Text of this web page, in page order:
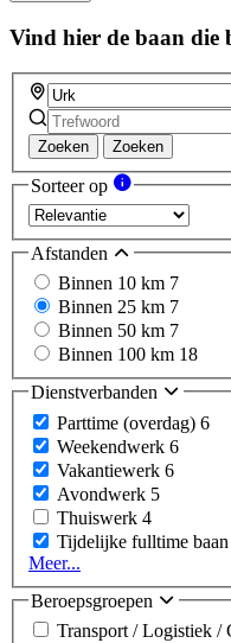
Vind hier de baan die
Zoeken Zoeken
Sorteer op
Afstanden
Binnen 10 km 7
Binnen 25 km 7
Binnen 50 km 7
Binnen 100 km 18
Dienstverbanden
Parttime (overdag) 6
Weekendwerk 6
Vakantiewerk 6
Avondwerk 5
Thuiswerk 4
Tijdelijke fulltime baan
Meer...
Beroepsgroepen
Transport / Logistiek /